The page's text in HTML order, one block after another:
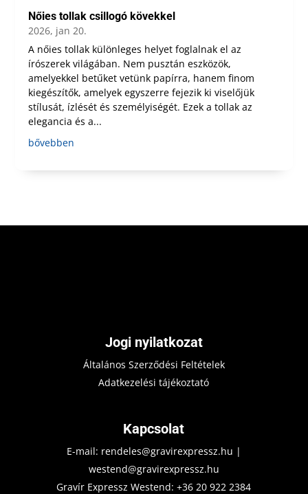
Nőies tollak csillogó kövekkel
2026, jan 20.
A nőies tollak különleges helyet foglalnak el az
írószerek világában. Nem pusztán eszközök,
amelyekkel betűket vetünk papírra, hanem finom
kiegészítők, amelyek egyszerre fejezik ki viselőjük
stílusát, ízlését és személyiségét. Ezek a tollak az
elegancia és a...
bővebben
Jogi nyilatkozat
Általános Szerződési Feltételek
Adatkezelési tájékoztató
Kapcsolat
E-mail: rendeles@gravirexpressz.hu |
westend@gravirexpressz.hu
Gravír Expressz Westend:+36 20 922 2384